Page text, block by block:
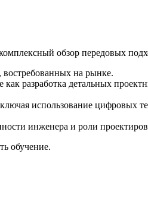
обзор передовых
востребованных на рынке.
разработка детальных
использование цифровых
инженера и роли
обучение.